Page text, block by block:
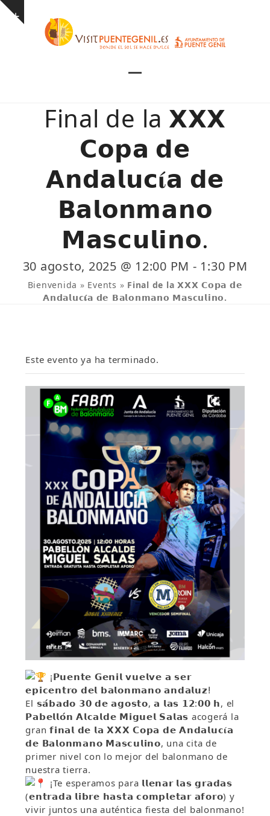
Skip
Show
mobile
menu
mobile
menu
Final de la 𝗫𝗫𝗫
𝗖𝗼𝗽𝗮 𝗱𝗲
𝗔𝗻𝗱𝗮𝗹𝘂𝗰𝛊́𝗮 𝗱𝗲
𝗕𝗮𝗹𝗼𝗻𝗺𝗮𝗻𝗼
𝗠𝗮𝘀𝗰𝘂𝗹𝗶𝗻𝗼.
30 agosto, 2025 @ 12:00 PM - 1:30 PM
Bienvenida » Events » Final de la 𝗫𝗫𝗫 𝗖𝗼𝗽𝗮 𝗱𝗲
𝗔𝗻𝗱𝗮𝗹𝘂𝗰𝛊́𝗮 𝗱𝗲 𝗕𝗮𝗹𝗼𝗻𝗺𝗮𝗻𝗼 𝗠𝗮𝘀𝗰𝘂𝗹𝗶𝗻𝗼.
Este evento ya ha terminado.
¡𝗣𝘂𝗲𝗻𝘁𝗲 𝗚𝗲𝗻𝗶𝗹 𝘃𝘂𝗲𝗹𝘃𝗲 𝗮 𝘀𝗲𝗿
𝗲𝗽𝗶𝗰𝗲𝗻𝘁𝗿𝗼 𝗱𝗲𝗹 𝗯𝗮𝗹𝗼𝗻𝗺𝗮𝗻𝗼 𝗮𝗻𝗱𝗮𝗹𝘂𝘇ⵑ
El 𝘀𝗮́𝗯𝗮𝗱𝗼 𝟯𝟬 𝗱𝗲 𝗮𝗴𝗼𝘀𝘁𝗼, 𝗮 𝗹𝗮𝘀 𝟭𝟮:𝟬𝟬 𝗵, el
𝗣𝗮𝗯𝗲𝗹𝗹𝗼́𝗻 𝗔𝗹𝗰𝗮𝗹𝗱𝗲 𝗠𝗶𝗴𝘂𝗲𝗹 𝗦𝗮𝗹𝗮𝘀 acogerá la
gran 𝗳𝗶𝗻𝗮𝗹 𝗱𝗲 𝗹𝗮 𝗫𝗫𝗫 𝗖𝗼𝗽𝗮 𝗱𝗲 𝗔𝗻𝗱𝗮𝗹𝘂𝗰𝛊́𝗮
𝗱𝗲 𝗕𝗮𝗹𝗼𝗻𝗺𝗮𝗻𝗼 𝗠𝗮𝘀𝗰𝘂𝗹𝗶𝗻𝗼, una cita de
primer nivel con lo mejor del balonmano de
nuestra tierra.
¡Te esperamos para 𝗹𝗹𝗲𝗻𝗮𝗿 𝗹𝗮𝘀 𝗴𝗿𝗮𝗱𝗮𝘀
(𝗲𝗻𝘁𝗿𝗮𝗱𝗮 𝗹𝗶𝗯𝗿𝗲 𝗵𝗮𝘀𝘁𝗮 𝗰𝗼𝗺𝗽𝗹𝗲𝘁𝗮𝗿 𝗮𝗳𝗼𝗿𝗼) y
vivir juntos una auténtica fiesta del balonmano!